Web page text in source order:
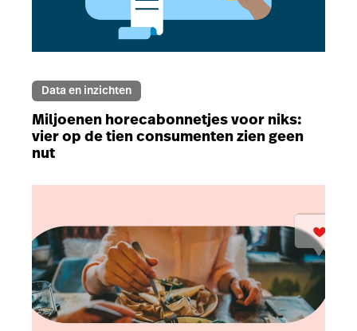
Data en inzichten
Miljoenen horecabonnetjes voor niks:
vier op de tien consumenten zien geen
nut